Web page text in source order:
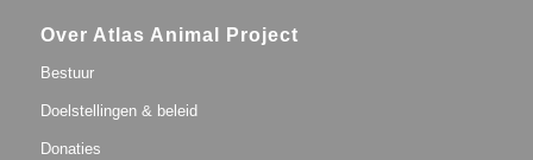
Over Atlas Animal Project
Bestuur
Doelstellingen & beleid
Donaties